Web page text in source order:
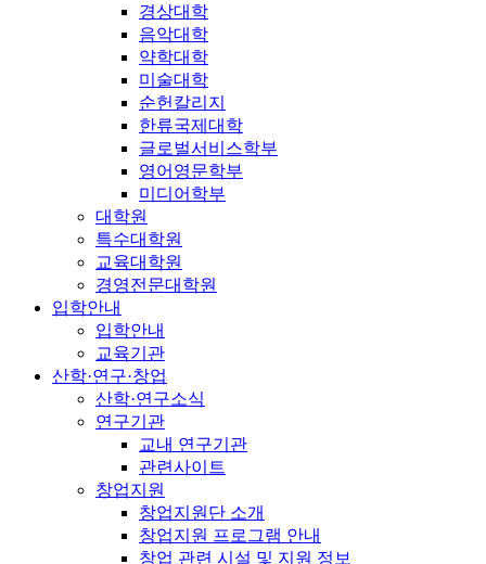
경상대학
음악대학
약학대학
미술대학
순헌칼리지
한류국제대학
글로벌서비스학부
영어영문학부
미디어학부
대학원
특수대학원
교육대학원
경영전문대학원
입학안내
입학안내
교육기관
산학·연구·창업
산학·연구소식
연구기관
교내 연구기관
관련사이트
창업지원
창업지원단 소개
창업지원 프로그램 안내
창업 관련 시설 및 지원 정보